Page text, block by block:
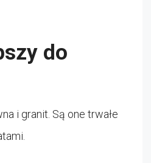
do
i granit. Są one trwałe